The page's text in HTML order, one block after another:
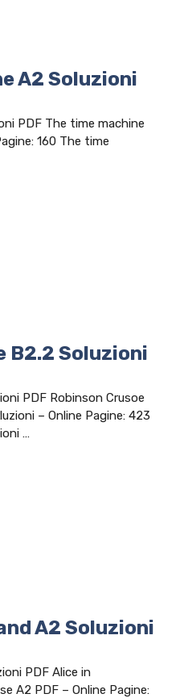
A2 Soluzioni
PDF The time machine
160 The time
B2.2 Soluzioni
PDF Robinson Crusoe
– Online Pagine: 423
…
A2 Soluzioni
PDF Alice in
A2 PDF – Online Pagine: